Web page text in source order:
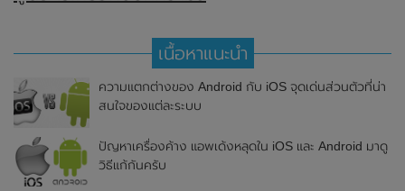
เนื้อหาแนะนำ
ความแตกต่างของ Android กับ iOS จุดเด่นส่วนตัวที่น่า
สนใจของแต่ละระบบ
ปัญหาเครื่องค้าง แอพเด้งหลุดใน iOS และ Android มาดู
วิธีแก้กันครับ